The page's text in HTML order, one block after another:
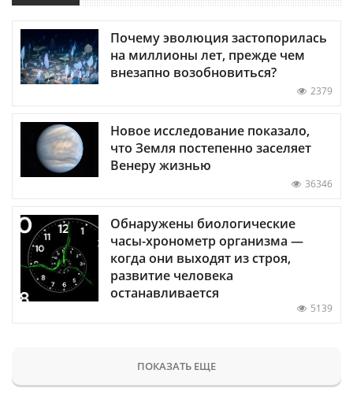
Почему эволюция застопорилась
на миллионы лет, прежде чем
внезапно возобновиться?
2379
Новое исследование показало,
что Земля постепенно заселяет
Венеру жизнью
36346
Обнаружены биологические
часы-хронометр организма —
когда они выходят из строя,
развитие человека
останавливается
5139
ПОКАЗАТЬ ЕЩЕ